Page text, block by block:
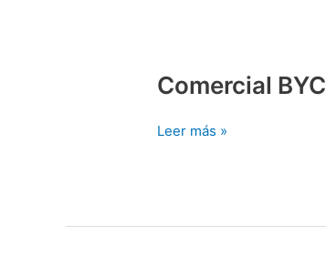
Comercial BYC
Comercial
Leer más »